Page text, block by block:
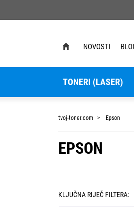
NOVOSTI
TONERI (LASER)
tvoj-toner.com Epson
EPSON
KLJUČNA RIJEČ FILTERA: